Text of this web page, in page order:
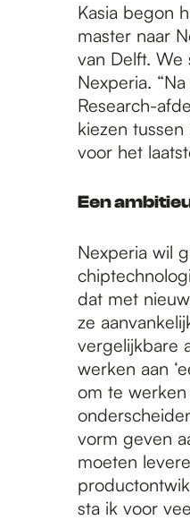
Kasia begon
master naar
van Delft.
Nexperia.
Research-
kiezen tussen
voor het
Een
Nexperia wil
dat met
ze
vergelijkbare
werken aan
om te werken
vorm geven
moeten
sta ik voor